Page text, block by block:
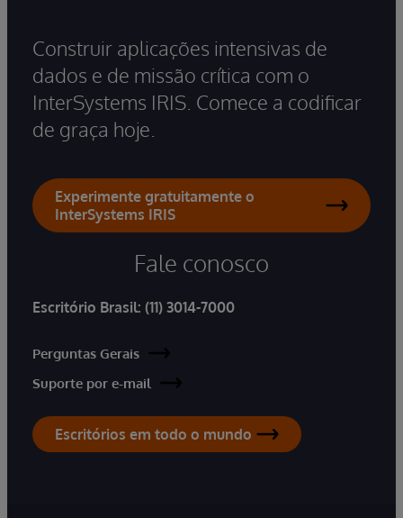
Construir aplicações intensivas de
dados e de missão crítica com o
InterSystems IRIS. Comece a codificar
de graça hoje.
Experimente gratuitamente o
InterSystems IRIS
Fale conosco
Escritório Brasil: (11) 3014-7000
Perguntas Gerais
Suporte por e-mail
Escritórios em todo o mundo